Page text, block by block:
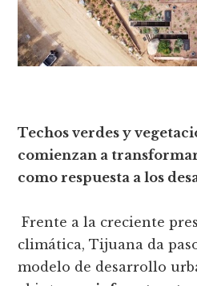
Techos verdes y
comienzan a
como respuesta a los
Frente a la creciente
climática, Tijuana da
modelo de desarrollo